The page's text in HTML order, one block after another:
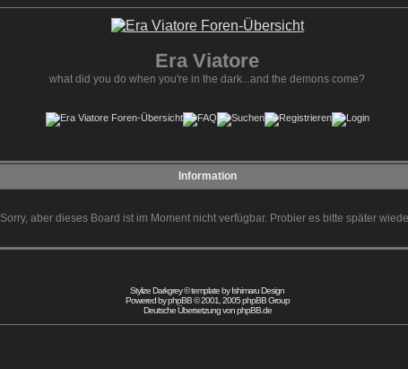
Era Viatore
what did you do when you're in the dark...and the demons come?
Information
Sorry, aber dieses Board ist im Moment nicht verfügbar. Probier es bitte später
Stylize Darkgrey © template byIshimaru Design
Powered byphpBB© 2001, 2005 phpBB Group
Deutsche Übersetzung vonphpBB.de